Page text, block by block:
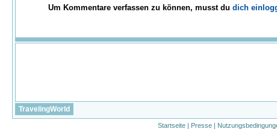
Um Kommentare verfassen zu können, musst du dich
TravelingWorld
Startseite | Presse |